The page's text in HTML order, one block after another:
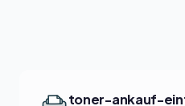
toner-ankauf-